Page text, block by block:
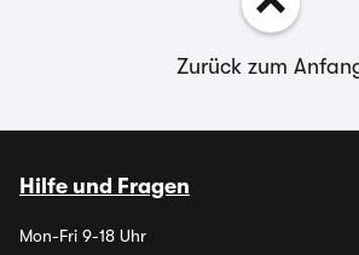
Zurück zum
Hilfe und Fragen
Mon-Fri 9-18 Uhr